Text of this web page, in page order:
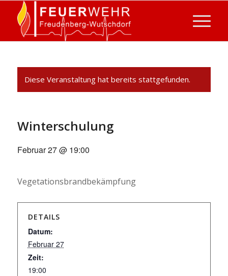
Diese Veranstaltung hat bereits stattgefunden.
Winterschulung
Februar 27 @ 19:00
Vegetationsbrandbekämpfung
DETAILS
Datum:
Februar 27
Zeit:
19:00